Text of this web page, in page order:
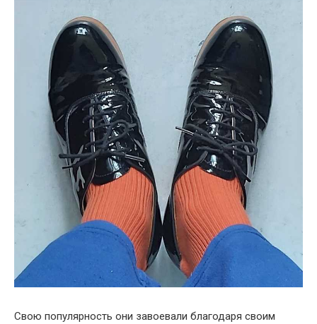
Свою популярность они завоевали благодаря своим